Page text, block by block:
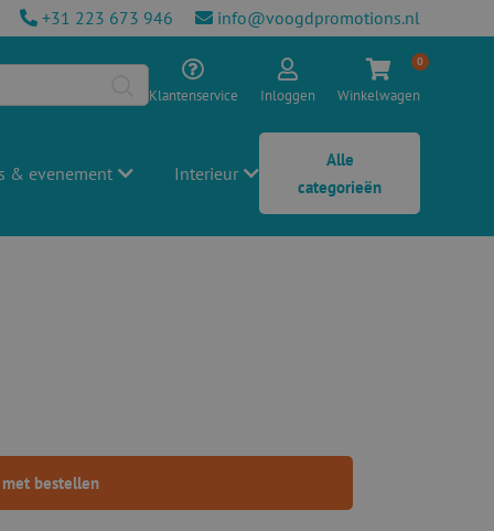
+31 223 673 946 info@voogdpromotions.nl
Klantenservice Inloggen Winkelwagen
0
& evenement Interieur
Alle
categorieën
bestellen